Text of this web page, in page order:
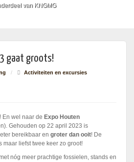
van KNGMG
gaat groots!
/ Activiteiten en excursies
En wel naar de Expo Houten
Gehouden op 22 april 2023 is
bereikbaar en groter dan ooit! De
maar liefst twee keer zo groot!
nóg meer prachtige fossielen, stands en